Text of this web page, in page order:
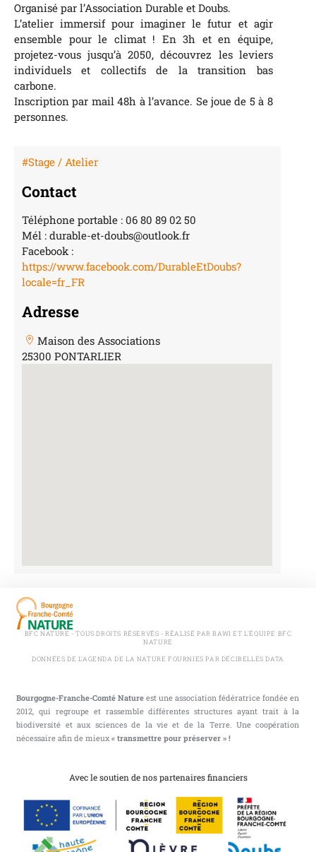
Organisé par l’Association Durable et Doubs.
L’atelier immersif pour imaginer le futur et agir
ensemble pour le climat ! En 3h et en équipe,
projetez-vous jusqu’à 2050, découvrez les leviers
individuels et collectifs de la transition bas
carbone.
Inscription par mail 48h à l’avance. Se joue de 5 à 8
personnes.
#Stage / Atelier
Contact
Téléphone portable : 06 80 89 02 50
Mél : durable-et-doubs@outlook.fr
Facebook :
https://www.facebook.com/DurableEtDoubs?
locale=fr_FR
Adresse
Maison des Associations
25300 PONTARLIER
BFC NATURE - TOUS DROITS RÉSERVÉS - RÉALISÉ PAR BAWI ET L'ÉQUIPE BFC
NATURE
DONNÉES DE L'AGENDA DE LA NATURE FOURNIES PAR DÉCIBELLES DATA
Bourgogne-Franche-Comté Nature est une association fédératrice fondée en
2012, qui regroupe et rassemble différentes structures ayant trait à la
biodiversité et aux sciences de la vie et de la Terre. Une coopération
nécessaire afin de mieux« transmettre pour préserver » !
Avec le soutien de nos partenaires financiers